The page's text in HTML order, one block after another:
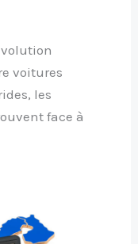
voitures
les
face à